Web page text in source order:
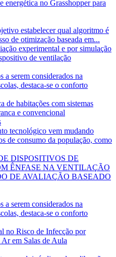
energética no Grasshopper para
estabelecer qual algoritmo é
de otimização baseada em...
experimental e por simulação
de ventilação
serem considerados na
destaca-se o conforto
de habitações com sistemas
e convencional
tecnológico vem mudando
de consumo da população, como
DISPOSITIVOS DE
ÊNFASE NA VENTILAÇÃO
DE AVALIAÇÃO BASEADO
serem considerados na
destaca-se o conforto
no Risco de Infecção por
em Salas de Aula